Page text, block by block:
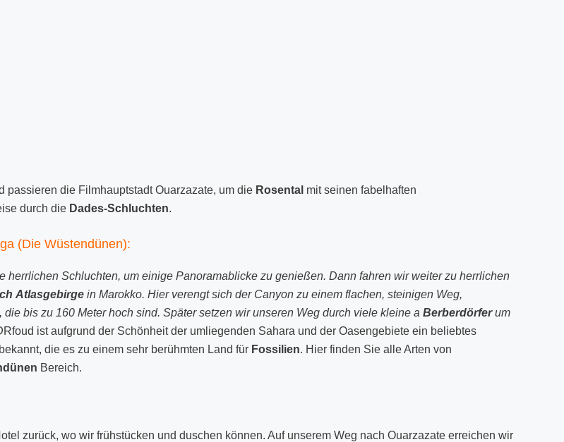
passieren die Filmhauptstadt Ouarzazate, um die Rosental mit seinen fabelhaften
durch die Dades-Schluchten.
(Die Wüstendünen):
herrlichen Schluchten, um einige Panoramablicke zu genießen. Dann fahren wir weiter zu herrlichen
Atlasgebirge in Marokko. Hier verengt sich der Canyon zu einem flachen, steinigen Weg,
bis zu 160 Meter hoch sind. Später setzen wir unseren Weg durch viele kleine a Berberdörferum
Rfoud ist aufgrund der Schönheit der umliegenden Sahara und der Oasengebiete ein beliebtes
die es zu einem sehr berühmten Land für Fossilien. Hier finden Sie alle Arten von
Bereich.
zurück, wo wir frühstücken und duschen können. Auf unserem Weg nach Ouarzazate erreichen wir